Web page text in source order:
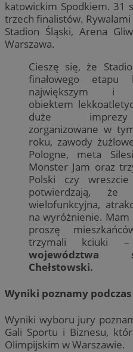
katowickim Spodkiem. 31
trzech finalistów. Rywalami
Stadion Śląski, Arena
Warszawa.
Cieszę się, że
finałowego etapu
największym i
obiektem
duże imprezy
zorganizowane w
roku, zawody
Pologne, meta
Monster Jam oraz
Polski czy
potwierdzają,
wielofunkcyjna,
na wyróżnienie. Mam
proszę
trzymali kciuki
województwa
Chełstowski.
Wyniki poznamy podczas
Wyniki wyboru jury
Gali Sportu i Biznesu,
Olimpijskim w Warszawie.